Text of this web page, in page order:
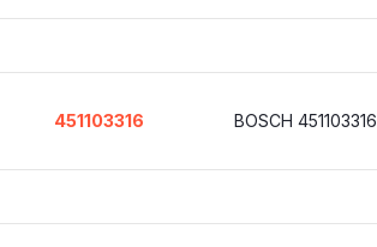
451103316 BOSCH 451103316